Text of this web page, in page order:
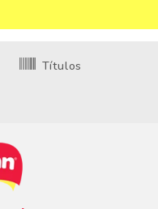
Títulos